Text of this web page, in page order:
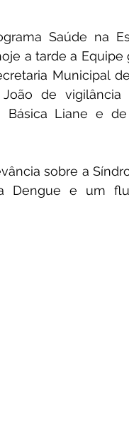
Saúde na
a tarde a
Municipal
de vigilância
Liane e
sobre a
Dengue e um